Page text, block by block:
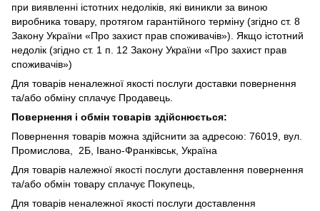
при виявленні істотних недоліків, які виникли за виною
виробника товару, протягом гарантійного терміну (згідно ст. 8
Закону України «Про захист прав споживачів»). Якщо істотний
недолік (згідно ст. 1 п. 12 Закону України «Про захист прав
споживачів»)
Для товарів неналежної якості послуги доставки повернення
та/або обміну сплачує Продавець.
Повернення і обмін товарів здійснюється:
Повернення товарів можна здійснити за адресою: 76019, вул.
Промислова, 2Б, Івано-Франківськ, Україна
Для товарів належної якості послуги доставлення повернення
та/або обмін товару сплачує Покупець,
Для товарів неналежної якості послуги доставлення